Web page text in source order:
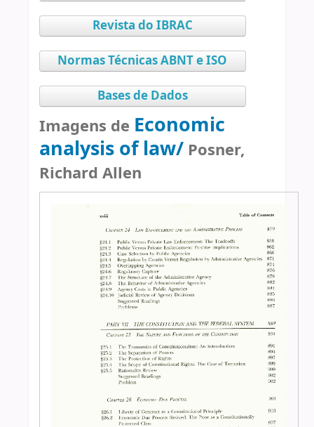
Revista do IBRAC
Normas Técnicas ABNT e ISO
Bases de Dados
Imagens de Economic
analysis of law/ Posner,
Richard Allen